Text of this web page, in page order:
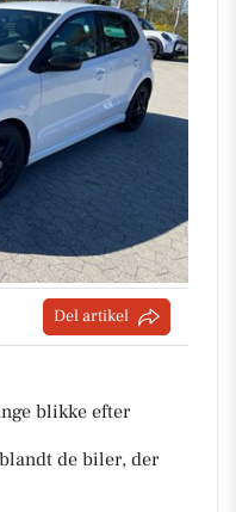
Del artikel
blikke efter
de biler, der